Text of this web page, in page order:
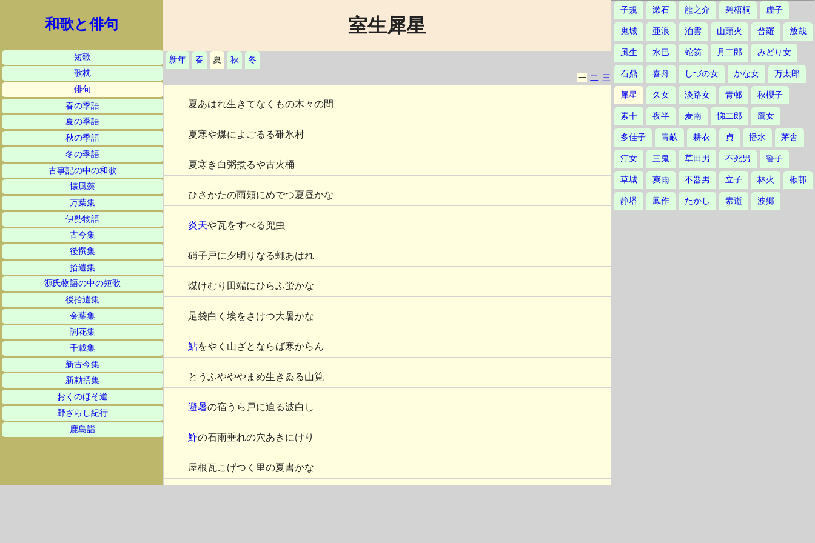
和歌と俳句
短歌
歌枕
俳句
春の季語
夏の季語
秋の季語
冬の季語
古事記の中の和歌
懐風藻
万葉集
伊勢物語
古今集
後撰集
拾遺集
源氏物語の中の短歌
後拾遺集
金葉集
詞花集
千載集
新古今集
新勅撰集
おくのほそ道
野ざらし紀行
鹿島詣
室生犀星
新年 春 夏 秋
冬
一 二 三
夏あはれ生きてなくもの木々の間
夏寒や煤によごるる碓氷村
夏寒き白粥煮るや古火桶
ひさかたの雨頬にめでつ夏昼かな
炎天や瓦をすべる兜虫
硝子戸に夕明りなる蠅あはれ
煤けむり田端にひらふ蛍かな
足袋白く埃をさけつ大暑かな
鮎をやく山ざとならば寒からん
とうふやややまめ生きゐる山筧
避暑の宿うら戸に迫る波白し
鮓の石雨垂れの穴あきにけり
屋根瓦こげつく里の夏書かな
子規 漱石 龍之介 碧梧桐 虚子
鬼城 亜浪 泊雲 山頭火 普羅 放哉
風生 水巴 蛇笏 月二郎 みどり女
石鼎 喜舟 しづの女 かな女 万太郎
犀星 久女 淡路女 青邨 秋櫻子
素十 夜半 麦南 悌二郎 鷹女
多佳子 青畝 耕衣 貞 播水 茅舎
汀女 三鬼 草田男 不死男 誓子
草城 爽雨 不器男 立子 林火 楸邨
静塔 鳳作 たかし 素逝 波郷